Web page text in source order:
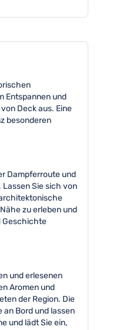
Entspannen und
Deck aus. Eine
besonderen
Dampferroute und
Sie sich von
zu erleben und
Geschichte
und erlesenen
Aromen und
der Region. Die
an Bord und lassen
und lädt Sie ein,